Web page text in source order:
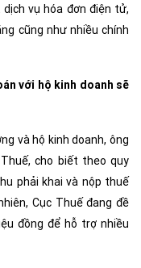
vụ hóa đơn điện tử,
cũng như nhiều chính
với hộ kinh doanh sẽ
và hộ kinh doanh, ông
cho biết theo quy
phải khai và nộp thuế
Cục Thuế đang đề
đồng để hỗ trợ nhiều